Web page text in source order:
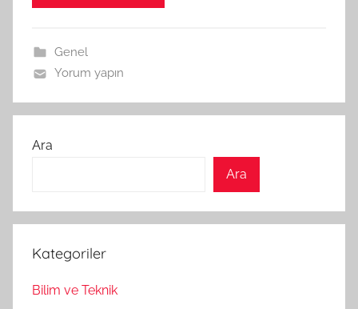
Genel
Yorum yapın
Ara
Ara
Kategoriler
Bilim ve Teknik